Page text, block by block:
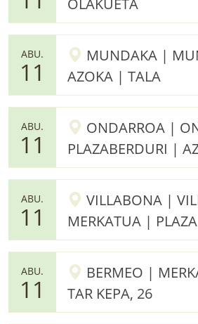
ABU.
11
MUNDAKA |
AZOKA | TALA
ABU.
11
ONDARROA |
PLAZABERDURI |
ABU.
11
VILLABONA |
MERKATUA | PLAZA
ABU.
11
BERMEO |
TAR KEPA, 26